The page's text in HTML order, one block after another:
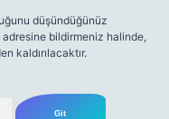
düşündüğünüz
adresine bildirmeniz halinde,
kaldırılacaktır.